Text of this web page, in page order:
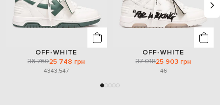
OFF-WHITE
36 76025 748 грн
4343.547
OFF-WHITE
37 01825 903 грн
46